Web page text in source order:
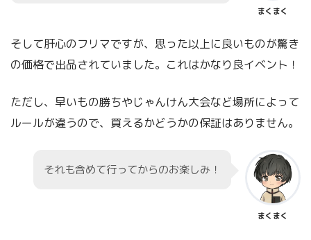
まくまく
そして肝心のフリマですが、思った以上に良いものが驚き
の価格で出品されていました。これはかなり良イベント！
ただし、早いもの勝ちやじゃんけん大会など場所によって
ルールが違うので、買えるかどうかの保証はありません。
それも含めて行ってからのお楽しみ！
まくまく